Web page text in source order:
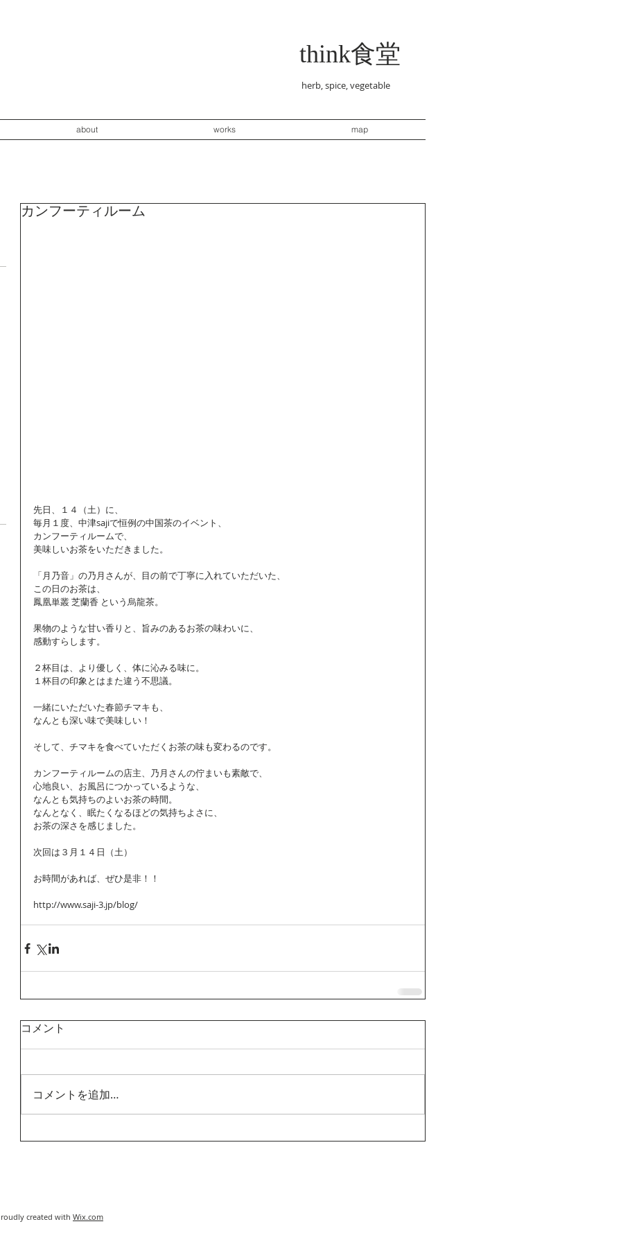
think食堂
herb, spice, vegetable
about works map
カンフーティルーム
先日、１４（土）に、
毎月１度、中津sajiで恒例の中国茶のイベント、
カンフーティルームで、
美味しいお茶をいただきました。
「月乃音」の乃月さんが、目の前で丁寧に入れていただいた、
この日のお茶は、
鳳凰単叢 芝蘭香 という烏龍茶。
果物のような甘い香りと、旨みのあるお茶の味わいに、
感動すらします。
２杯目は、より優しく、体に沁みる味に。
１杯目の印象とはまた違う不思議。
一緒にいただいた春節チマキも、
なんとも深い味で美味しい！
そして、チマキを食べていただくお茶の味も変わるのです。
カンフーティルームの店主、乃月さんの佇まいも素敵で、
心地良い、お風呂につかっているような、
なんとも気持ちのよいお茶の時間。
なんとなく、眠たくなるほどの気持ちよさに、
お茶の深さを感じました。
次回は３月１４日（土）
お時間があれば、ぜひ是非！！
http://www.saji-3.jp/blog/
コメント
コメントを追加…
created with Wix.com